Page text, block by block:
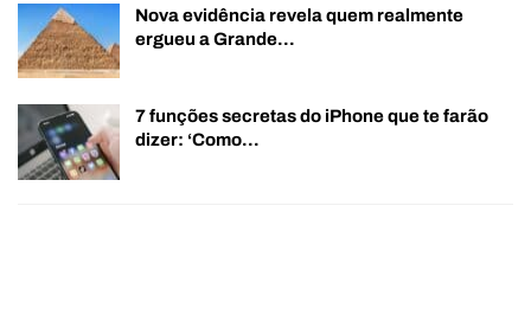
Nova evidência revela quem realmente
ergueu a Grande…
7 funções secretas do iPhone que te farão
dizer: ‘Como…